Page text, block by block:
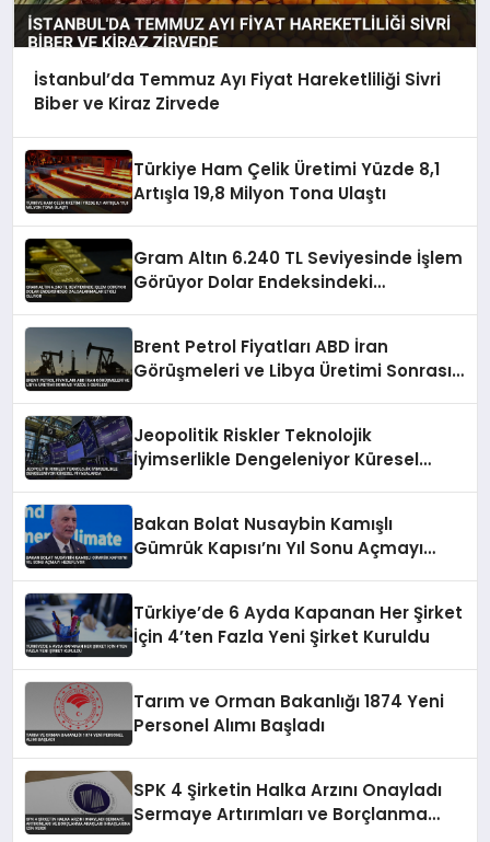
İstanbul’da Temmuz Ayı Fiyat Hareketliliği Sivri
Biber ve Kiraz Zirvede
Türkiye Ham Çelik Üretimi Yüzde 8,1
Artışla 19,8 Milyon Tona Ulaştı
Gram Altın 6.240 TL Seviyesinde İşlem
Görüyor Dolar Endeksindeki
Brent Petrol Fiyatları ABD İran
Görüşmeleri ve Libya Üretimi Sonrası
Jeopolitik Riskler Teknolojik
İyimserlikle Dengeleniyor Küresel
Bakan Bolat Nusaybin Kamışlı
Gümrük Kapısı’nı Yıl Sonu Açmayı
Türkiye’de 6 Ayda Kapanan Her Şirket
İçin 4’ten Fazla Yeni Şirket Kuruldu
Tarım ve Orman Bakanlığı 1874 Yeni
Personel Alımı Başladı
SPK 4 Şirketin Halka Arzını Onayladı
Sermaye Artırımları ve Borçlanma